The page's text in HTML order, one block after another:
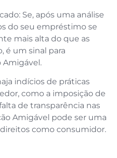
Se, após uma análise
do seu empréstimo se
mais alta do que as
é um sinal para
Amigável.
indícios de práticas
como a imposição de
de transparência nas
Amigável pode ser uma
como consumidor.